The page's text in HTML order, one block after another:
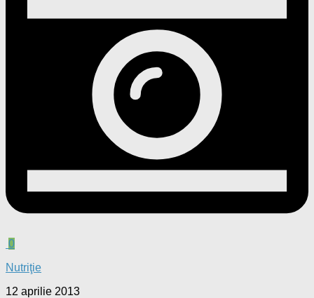
0
Nutriţie
12 aprilie 2013